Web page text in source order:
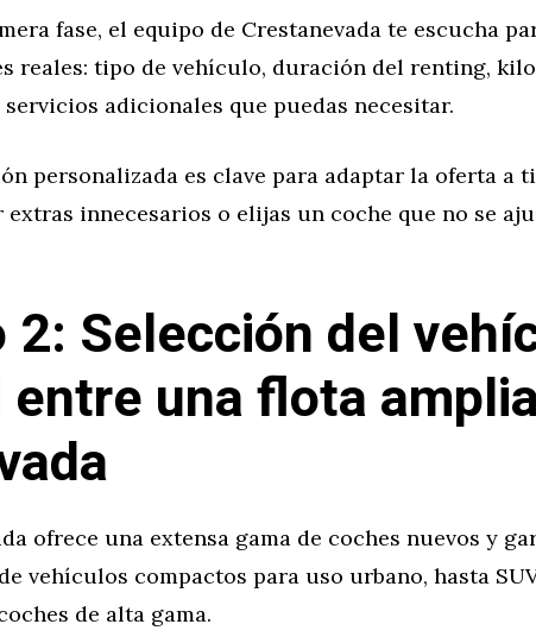
fase, el equipo de Crestanevada te escucha
reales: tipo de vehículo, duración del renting,
adicionales que puedas necesitar.
personalizada es clave para adaptar la oferta a
extras innecesarios o elijas un coche que no se
2: Selección del
entre una flota
ofrece una extensa gama de coches nuevos y
vehículos compactos para uso urbano, hasta
de alta gama.